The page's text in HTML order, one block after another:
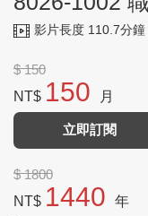
影片長度 110.7分鐘
$ 150
NT$ 150 月
立即訂閱
$ 1800
NT$ 1440 年